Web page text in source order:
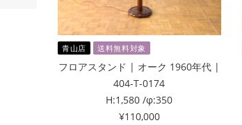
青山店 送料無料対象
フロアスタンド | オーク 1960年代 |
404-T-0174
H:1,580 /φ:350
¥110,000